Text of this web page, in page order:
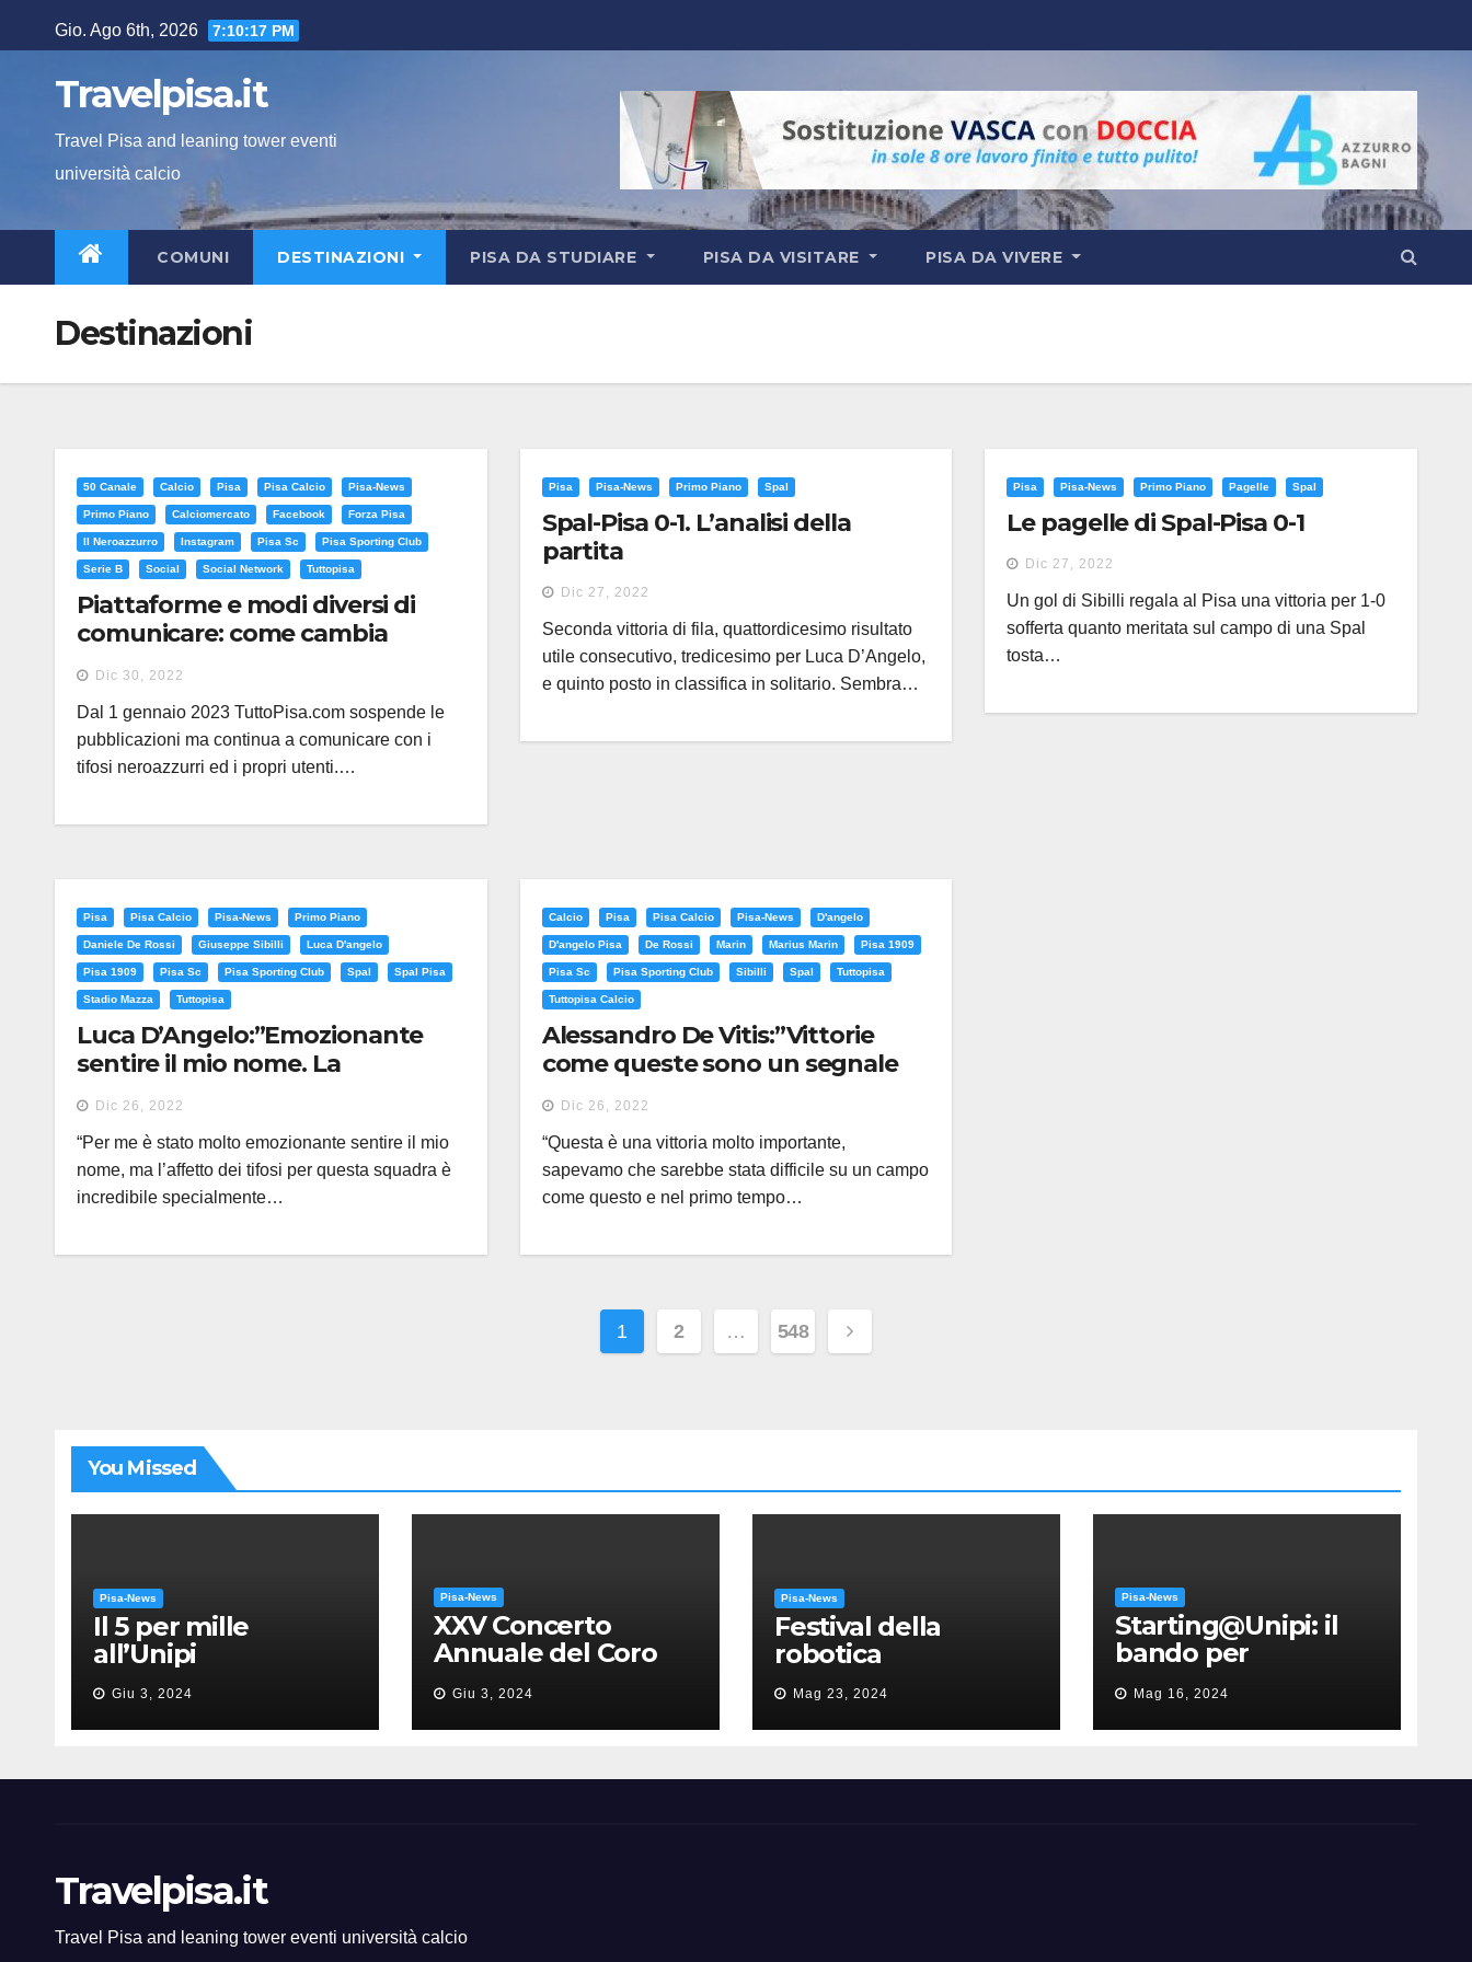
al
contenuto
Gio. Ago 6th, 2026 7:10:18 PM
Travelpisa.it
Travel Pisa and leaning tower eventi
università calcio
COMUNI DESTINAZIONI PISA DA STUDIARE PISA DA VISITARE PISA DA VIVERE
Destinazioni
50 Canale Calcio Pisa Pisa Calcio Pisa-News
Primo Piano Calciomercato Facebook Forza Pisa
Il Neroazzurro Instagram Pisa Sc Pisa Sporting Club
Serie B Social Social Network Tuttopisa
Piattaforme e modi diversi di
comunicare: come cambia
TuttoPisa
Dic 30, 2022
Dal 1 gennaio 2023 TuttoPisa.com sospende le
pubblicazioni ma continua a comunicare con i
tifosi neroazzurri ed i propri utenti.…
Pisa Pisa-News Primo Piano Spal
Spal-Pisa 0-1. L’analisi della
partita
Dic 27, 2022
Seconda vittoria di fila, quattordicesimo risultato
utile consecutivo, tredicesimo per Luca D’Angelo,
e quinto posto in classifica in solitario. Sembra…
Pisa Pisa-News Primo Piano Pagelle Spal
Le pagelle di Spal-Pisa 0-1
Dic 27, 2022
Un gol di Sibilli regala al Pisa una vittoria per 1-0
sofferta quanto meritata sul campo di una Spal
tosta…
Pisa Pisa Calcio Pisa-News Primo Piano
Daniele De Rossi Giuseppe Sibilli Luca D'angelo
Pisa 1909 Pisa Sc Pisa Sporting Club Spal Spal Pisa
Stadio Mazza Tuttopisa
Luca D’Angelo:”Emozionante
sentire il mio nome. La
compattezza ci sta portando
frutti”
Dic 26, 2022
“Per me è stato molto emozionante sentire il mio
nome, ma l’affetto dei tifosi per questa squadra è
incredibile specialmente…
Calcio Pisa Pisa Calcio Pisa-News D'angelo
D'angelo Pisa De Rossi Marin Marius Marin Pisa 1909
Pisa Sc Pisa Sporting Club Sibilli Spal Tuttopisa
Tuttopisa Calcio
Alessandro De Vitis:”Vittorie
come queste sono un segnale
importante”
Dic 26, 2022
“Questa è una vittoria molto importante,
sapevamo che sarebbe stata difficile su un campo
come questo e nel primo tempo…
Paginazione
degli
1 2 … 548
You Missed
Pisa-News
Il 5 per mille
all’Unipi
Giu 3, 2024
Pisa-News
XXV Concerto
Annuale del Coro
dell’Università: la
“Messa in gloria” di
Giacomo Puccini
Giu 3, 2024
Pisa-News
Festival della
robotica
Mag 23, 2024
Pisa-News
Starting@Unipi: il
bando per
supportare la
partecipazione
all’ERC Starting
Mag 16, 2024
Travelpisa.it
Travel Pisa and leaning tower eventi università calcio